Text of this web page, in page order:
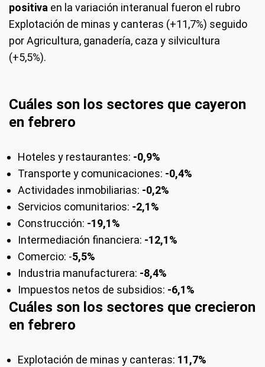
positiva en la variación interanual fueron el rubro
Explotación de minas y canteras (+11,7%) seguido
por Agricultura, ganadería, caza y silvicultura
(+5,5%).
Cuáles son los sectores que cayeron
en febrero
Hoteles y restaurantes: -0,9%
Transporte y comunicaciones: -0,4%
Actividades inmobiliarias: -0,2%
Servicios comunitarios: -2,1%
Construcción: -19,1%
Intermediación financiera: -12,1%
Comercio: -5,5%
Industria manufacturera: -8,4%
Impuestos netos de subsidios: -6,1%
Cuáles son los sectores que crecieron
en febrero
Explotación de minas y canteras: 11,7%